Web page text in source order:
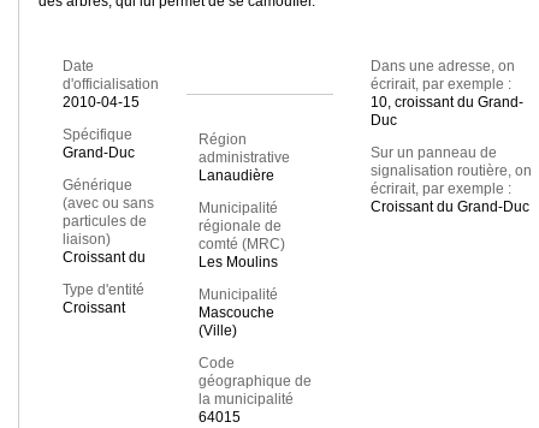
Date
d'officialisation
2010-04-15
Spécifique
Grand-Duc
Générique
(avec ou sans
particules de
liaison)
Croissant du
Type d'entité
Croissant
Région
administrative
Lanaudière
Municipalité
régionale de
comté (MRC)
Les Moulins
Municipalité
Mascouche
(Ville)
Code
géographique de
la municipalité
64015
Dans une adresse, on
écrirait, par exemple :
10, croissant du Grand-
Duc
Sur un panneau de
signalisation routière, on
écrirait, par exemple :
Croissant du Grand-Duc